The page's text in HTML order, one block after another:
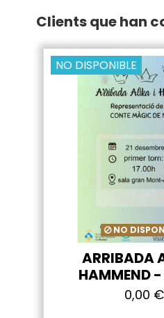
Clients que han
NO DISPONIBLE
NO
ARRIBADA
HAMMEND
0,00 €